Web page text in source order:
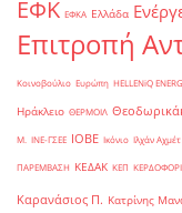
ΕΦΚ ΕΦΚΑ Ελλάδα
Επιτροπή
Κοινοβούλιο Ευρώπη ΗELLENiQ
Ηράκλειο ΘΕΡΜΟΙΛ
Μ. ΙΝΕ-ΓΣΕΕ ΙΟΒΕ Ικόνιο Ιλχάν Αχμέτ
ΠΑΡΕΜΒΑΣΗ ΚΕΔΑΚ ΚΕΠ
Καρανάσιος Π. Κατρίνης